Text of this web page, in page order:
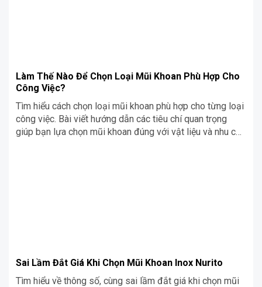
Làm Thế Nào Để Chọn Loại Mũi Khoan Phù Hợp Cho
Công Việc?
Tìm hiểu cách chọn loại mũi khoan phù hợp cho từng loại
công việc. Bài viết hướng dẫn các tiêu chí quan trọng
giúp bạn lựa chọn mũi khoan đúng với vật liệu và nhu cầu
Sai Lầm Đắt Giá Khi Chọn Mũi Khoan Inox Nurito
Tìm hiểu về thông số, cùng sai lầm đắt giá khi chọn mũi